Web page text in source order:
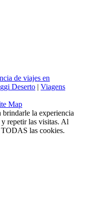
de viajes en
Deserto | Viagens
Map
brindarle la experiencia
y repetir las visitas. Al
TODAS las cookies.